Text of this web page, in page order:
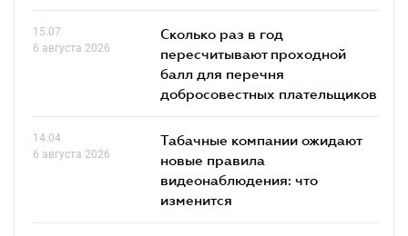
15.07
6 августа 2026
Сколько раз в год
пересчитывают проходной
балл для перечня
добросовестных плательщиков
14.04
6 августа 2026
Табачные компании ожидают
новые правила
видеонаблюдения: что
изменится